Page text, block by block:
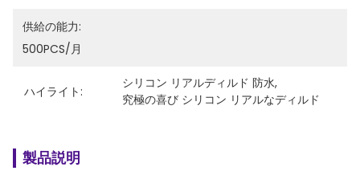
供給の能力:
500PCS/月
ハイライト:
シリコン リアルディルド 防水,
究極の喜び シリコン リアルなディルド
製品説明